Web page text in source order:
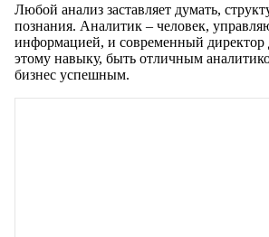
Любой анализ заставляет думать,
познания. Аналитик – человек,
информацией, и современный директор
этому навыку, быть отличным
бизнес успешным.